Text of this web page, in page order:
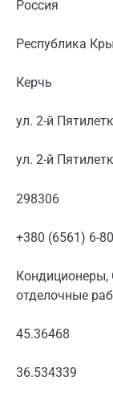
Россия
Республика
Керчь
ул. 2-й
ул. 2-й
298306
+380 (6561) 6-
Кондиционеры,
отделочные
45.36468
36.534339